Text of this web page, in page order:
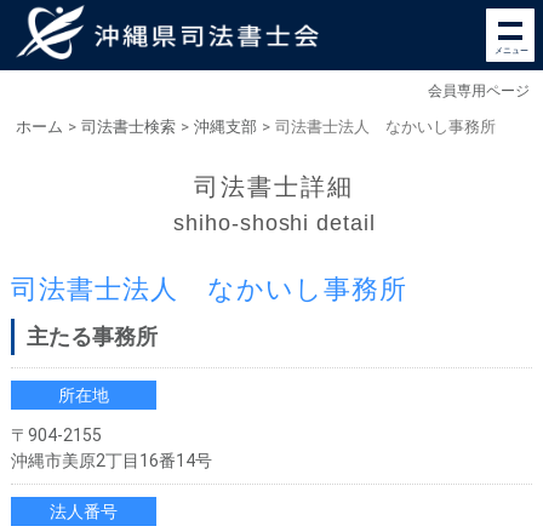
メニュー
会員専用ページ
ホーム > 司法書士検索 > 沖縄支部 > 司法書士法人 なかいし事務所
司法書士詳細
shiho-shoshi detail
司法書士法人 なかいし事務所
主たる事務所
所在地
〒904-2155
沖縄市美原2丁目16番14号
法人番号